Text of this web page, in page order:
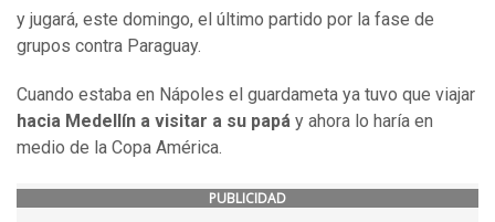
y jugará, este domingo, el último partido por la fase de
grupos contra Paraguay.
Cuando estaba en Nápoles el guardameta ya tuvo que viajar
hacia Medellín a visitar a su papá y ahora lo haría en
medio de la Copa América.
PUBLICIDAD